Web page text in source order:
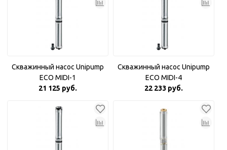
Скважинный насос Unipump
ECO MIDI-1
21 125 руб.
Скважинный насос Unipump
ECO MIDI-4
22 233 руб.